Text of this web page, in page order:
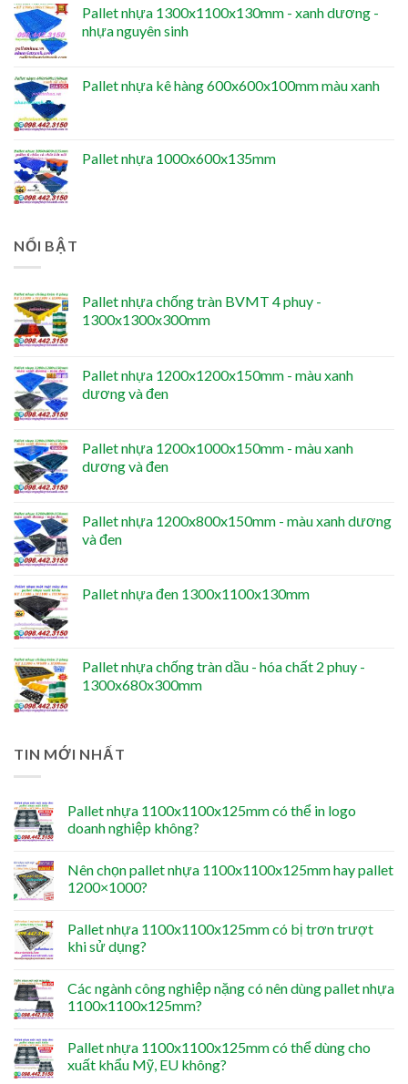
Pallet nhựa 1300x1100x130mm - xanh dương -
nhựa nguyên sinh
Pallet nhựa kê hàng 600x600x100mm màu xanh
Pallet nhựa 1000x600x135mm
NỔI BẬT
Pallet nhựa chống tràn BVMT 4 phuy -
1300x1300x300mm
Pallet nhựa 1200x1200x150mm - màu xanh
dương và đen
Pallet nhựa 1200x1000x150mm - màu xanh
dương và đen
Pallet nhựa 1200x800x150mm - màu xanh dương
và đen
Pallet nhựa đen 1300x1100x130mm
Pallet nhựa chống tràn dầu - hóa chất 2 phuy -
1300x680x300mm
TIN MỚI NHẤT
Pallet nhựa 1100x1100x125mm có thể in logo
doanh nghiệp không?
Nên chọn pallet nhựa 1100x1100x125mm hay pallet
1200×1000?
Pallet nhựa 1100x1100x125mm có bị trơn trượt
khi sử dụng?
Các ngành công nghiệp nặng có nên dùng pallet nhựa
1100x1100x125mm?
Pallet nhựa 1100x1100x125mm có thể dùng cho
xuất khẩu Mỹ, EU không?